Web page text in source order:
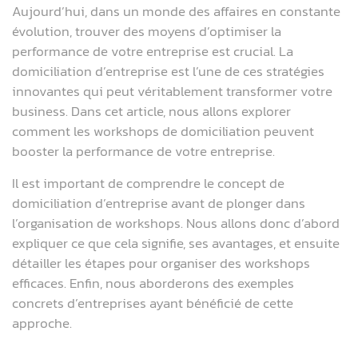
Aujourd’hui, dans un monde des affaires en constante
évolution, trouver des moyens d’optimiser la
performance de votre entreprise est crucial. La
domiciliation d’entreprise est l’une de ces stratégies
innovantes qui peut véritablement transformer votre
business. Dans cet article, nous allons explorer
comment les workshops de domiciliation peuvent
booster la performance de votre entreprise.
Il est important de comprendre le concept de
domiciliation d’entreprise avant de plonger dans
l’organisation de workshops. Nous allons donc d’abord
expliquer ce que cela signifie, ses avantages, et ensuite
détailler les étapes pour organiser des workshops
efficaces. Enfin, nous aborderons des exemples
concrets d’entreprises ayant bénéficié de cette
approche.